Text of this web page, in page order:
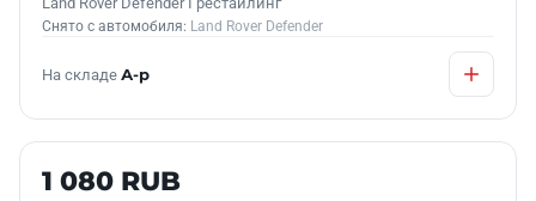
Снято с автомобиля: Land Rover Defender
На складе А-р
Б/У В НАЛИЧИИ
1 080 RUB